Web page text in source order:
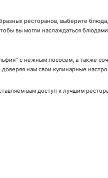
ресторанов, выберите
вы могли наслаждаться
с нежным лососем, а также
нам свои кулинарные
вам доступ к лучшим